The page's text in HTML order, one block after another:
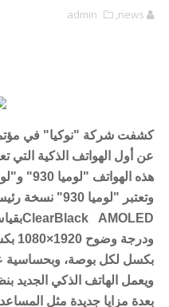
admin ,news
هذه الهواتف "لوميا 930" و"لوميا 630" و"لوميا 635".
وتعتبر "لوميا
بكسل لكل بوصة، وبحساسية
بعدة مزايا جديدة مثل